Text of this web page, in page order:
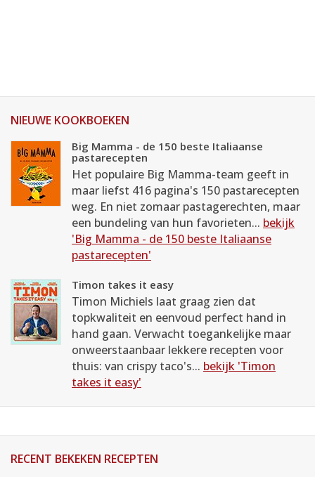
NIEUWE KOOKBOEKEN
Big Mamma - de 150 beste Italiaanse
pastarecepten
Het populaire Big Mamma-team geeft in
maar liefst 416 pagina's 150 pastarecepten
weg. En niet zomaar pastagerechten, maar
een bundeling van hun favorieten... bekijk
'Big Mamma - de 150 beste Italiaanse
pastarecepten'
Timon takes it easy
Timon Michiels laat graag zien dat
topkwaliteit en eenvoud perfect hand in
hand gaan. Verwacht toegankelijke maar
onweerstaanbaar lekkere recepten voor
thuis: van crispy taco's... bekijk 'Timon
takes it easy'
RECENT BEKEKEN RECEPTEN